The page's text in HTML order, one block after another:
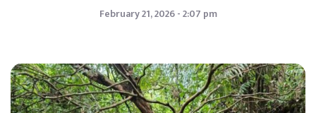
February 21, 2026 - 2:07 pm